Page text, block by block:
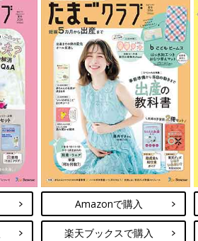
Amazonで購入
楽天ブックスで購入